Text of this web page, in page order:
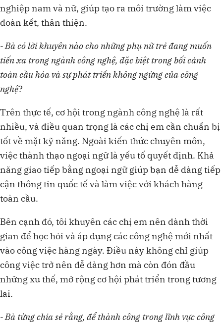
nghiệp nam và nữ, giúp tạo ra môi trường làm việc
đoàn kết, thân thiện.
- Bà có lời khuyên nào cho những phụ nữ trẻ đang muốn
tiến xa trong ngành công nghệ, đặc biệt trong bối cảnh
toàn cầu hóa và sự phát triển không ngừng của công
nghệ?
Trên thực tế, cơ hội trong ngành công nghệ là rất
nhiều, và điều quan trọng là các chị em cần chuẩn bị
tốt về mặt kỹ năng. Ngoài kiến thức chuyên môn,
việc thành thạo ngoại ngữ là yếu tố quyết định. Khả
năng giao tiếp bằng ngoại ngữ giúp bạn dễ dàng tiếp
cận thông tin quốc tế và làm việc với khách hàng
toàn cầu.
Bên cạnh đó, tôi khuyên các chị em nên dành thời
gian để học hỏi và áp dụng các công nghệ mới nhất
vào công việc hàng ngày. Điều này không chỉ giúp
công việc trở nên dễ dàng hơn mà còn đón đầu
những xu thế, mở rộng cơ hội phát triển trong tương
lai.
- Bà từng chia sẻ rằng, để thành công trong lĩnh vực công